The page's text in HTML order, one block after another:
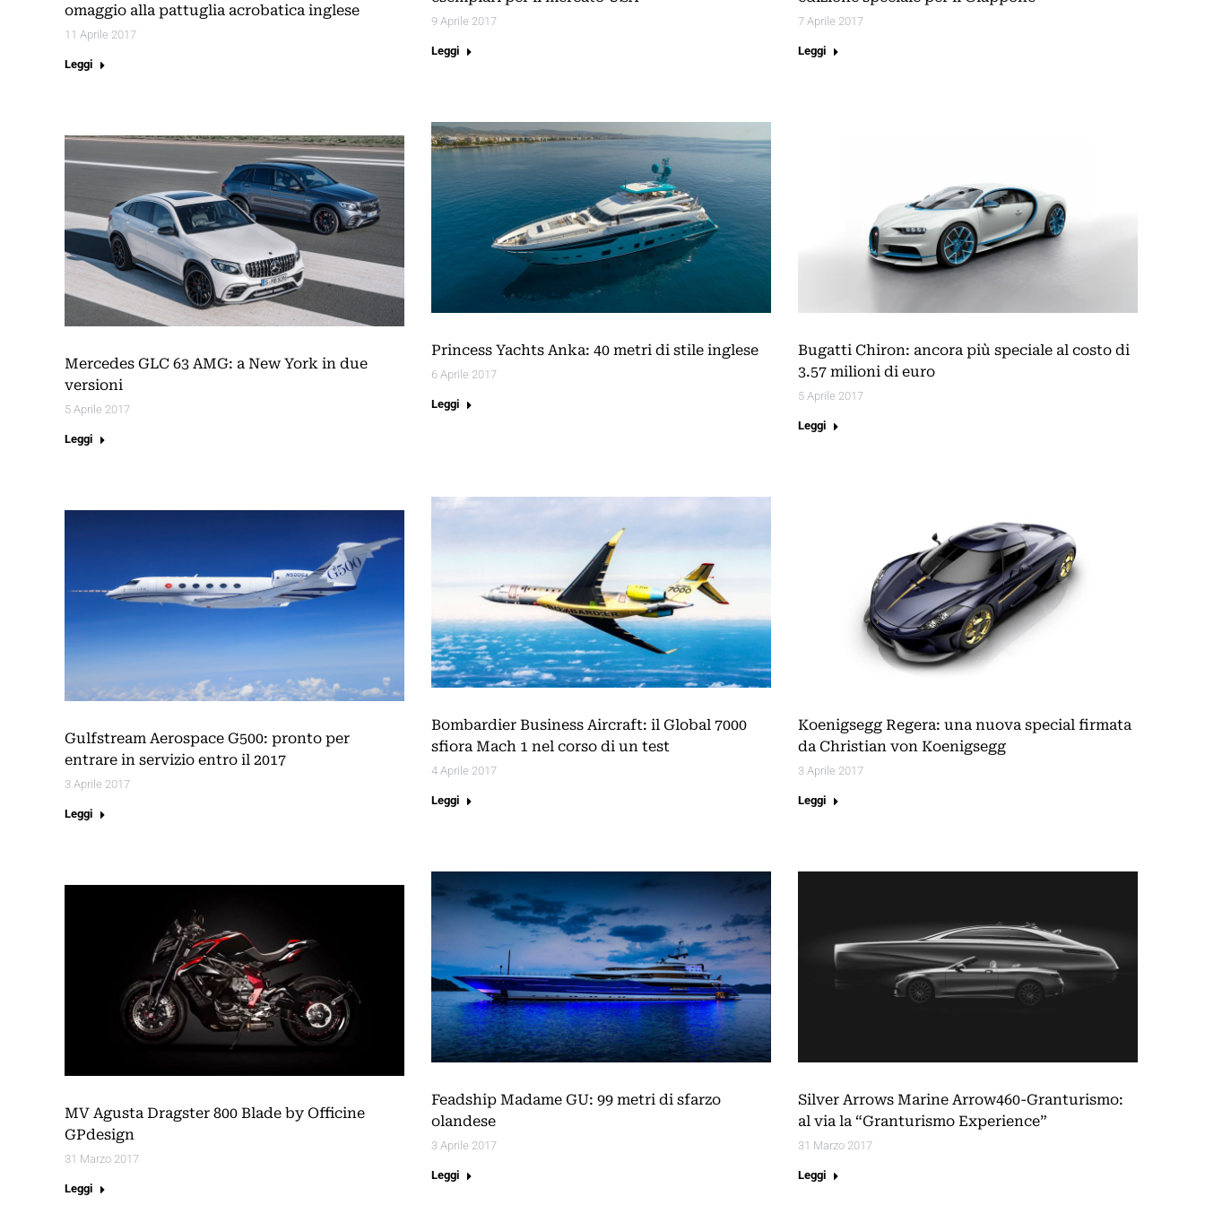
omaggio alla pattuglia acrobatica inglese
11 Aprile 2017
Leggi
9 Aprile 2017
Leggi
7 Aprile 2017
Leggi
Princess Yachts Anka: 40 metri di stile inglese
6 Aprile 2017
Leggi
Bugatti Chiron: ancora più speciale al costo di
3.57 milioni di euro
5 Aprile 2017
Leggi
Mercedes GLC 63 AMG: a New York in due
versioni
5 Aprile 2017
Leggi
Bombardier Business Aircraft: il Global 7000
sfiora Mach 1 nel corso di un test
4 Aprile 2017
Leggi
Koenigsegg Regera: una nuova special firmata
da Christian von Koenigsegg
3 Aprile 2017
Leggi
Gulfstream Aerospace G500: pronto per
entrare in servizio entro il 2017
3 Aprile 2017
Leggi
Feadship Madame GU: 99 metri di sfarzo
olandese
3 Aprile 2017
Leggi
Silver Arrows Marine Arrow460-Granturismo:
al via la “Granturismo Experience”
31 Marzo 2017
Leggi
MV Agusta Dragster 800 Blade by Officine
GPdesign
31 Marzo 2017
Leggi